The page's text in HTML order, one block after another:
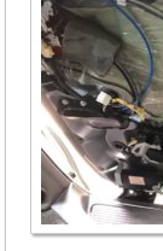
車検整備
鈑金・塗装
手続代行
レッカー対応
中古車買取